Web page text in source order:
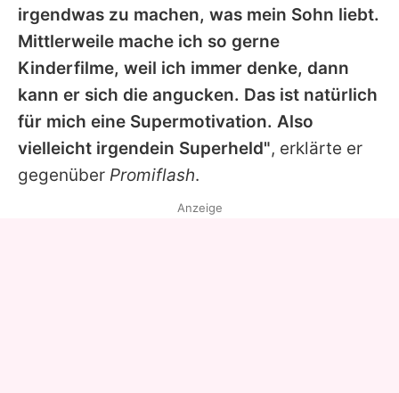
Nutzungsbedingungen
Utiq verwalten
irgendwas zu machen, was mein Sohn liebt.
Mittlerweile mache ich so gerne
Kinderfilme, weil ich immer denke, dann
kann er sich die angucken. Das ist natürlich
für mich eine Supermotivation. Also
vielleicht irgendein Superheld", erklärte er
gegenüber Promiflash.
Anzeige